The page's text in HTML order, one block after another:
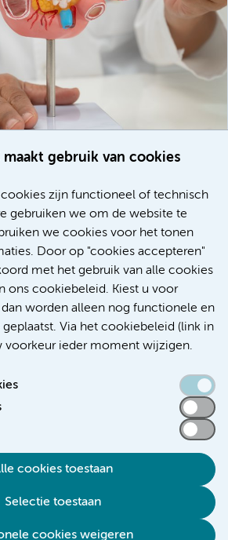
maakt gebruik van cookies
zijn functioneel of technisch
gebruiken we om de website te
we cookies voor het tonen
Door op "cookies accepteren"
met het gebruik van alle cookies
ons cookiebeleid. Kiest u voor
worden alleen nog functionele en
Via het cookiebeleid (link in
voorkeur ieder moment wijzigen.
cookies toestaan
Selectie toestaan
cookies weigeren
verbeteren
Meer